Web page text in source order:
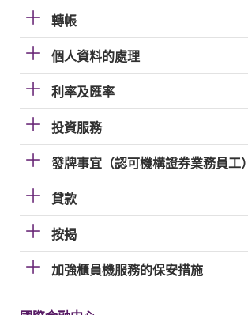
轉帳
個人資料的處理
利率及匯率
投資服務
發牌事宜（認可機構證券業務員工）
貸款
按揭
加強櫃員機服務的保安措施